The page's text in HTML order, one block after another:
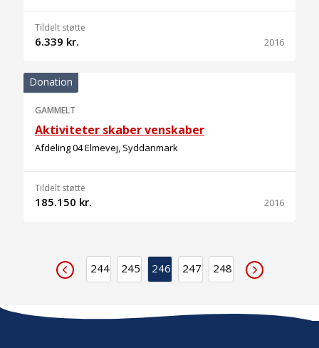
Tildelt støtte
6.339 kr. 2016
Donation
GAMMELT
Aktiviteter skaber venskaber
Afdeling 04 Elmevej, Syddanmark
Tildelt støtte
185.150 kr. 2016
244 245 246 247 248